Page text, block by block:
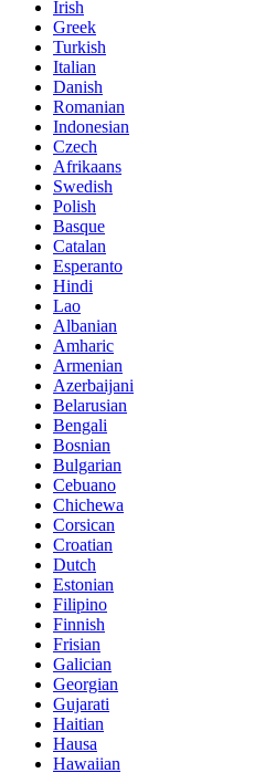
Irish
Greek
Turkish
Italian
Danish
Romanian
Indonesian
Czech
Afrikaans
Swedish
Polish
Basque
Catalan
Esperanto
Hindi
Lao
Albanian
Amharic
Armenian
Azerbaijani
Belarusian
Bengali
Bosnian
Bulgarian
Cebuano
Chichewa
Corsican
Croatian
Dutch
Estonian
Filipino
Finnish
Frisian
Galician
Georgian
Gujarati
Haitian
Hausa
Hawaiian